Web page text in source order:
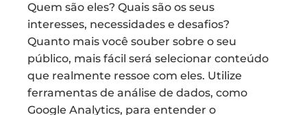
Quem são eles? Quais são os seus
interesses, necessidades e desafios?
Quanto mais você souber sobre o seu
público, mais fácil será selecionar conteúdo
que realmente ressoe com eles. Utilize
ferramentas de análise de dados, como
Google Analytics, para entender o